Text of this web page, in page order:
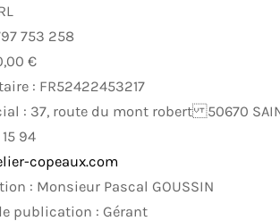
753 258
€
: FR52422453217
: 37, route du mont robert 50670 SAINT
94
copeaux.com
: Monsieur Pascal GOUSSIN
publication : Gérant